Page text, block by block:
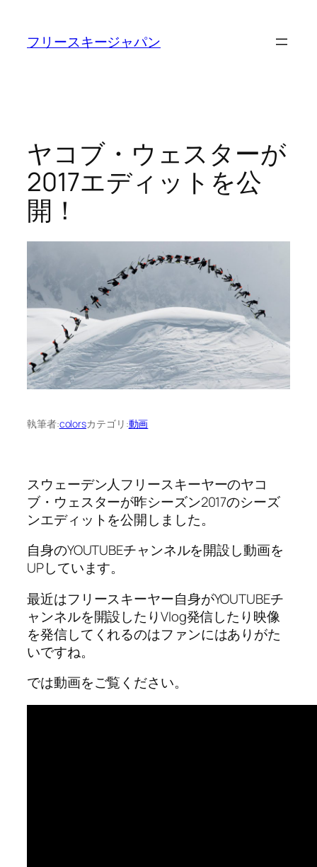
フリースキージャパン
ヤコブ・ウェスターが
2017エディットを公
開！
執筆者:colorsカテゴリ:動画
スウェーデン人フリースキーヤーのヤコ
ブ・ウェスターが昨シーズン2017のシーズ
ンエディットを公開しました。
自身のYOUTUBEチャンネルを開設し動画を
UPしています。
最近はフリースキーヤー自身がYOUTUBEチ
ャンネルを開設したりVlog発信したり映像
を発信してくれるのはファンにはありがた
いですね。
では動画をご覧ください。